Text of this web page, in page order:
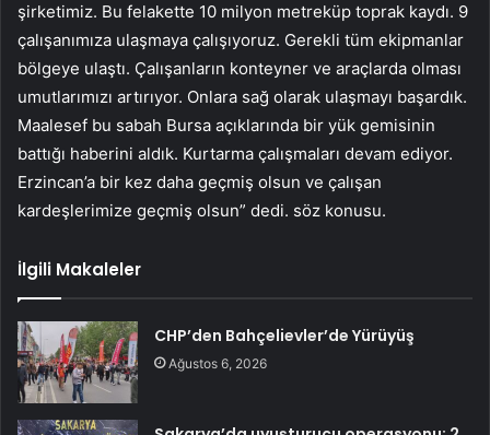
şirketimiz. Bu felakette 10 milyon metreküp toprak kaydı. 9
çalışanımıza ulaşmaya çalışıyoruz. Gerekli tüm ekipmanlar
bölgeye ulaştı. Çalışanların konteyner ve araçlarda olması
umutlarımızı artırıyor. Onlara sağ olarak ulaşmayı başardık.
Maalesef bu sabah Bursa açıklarında bir yük gemisinin
battığı haberini aldık. Kurtarma çalışmaları devam ediyor.
Erzincan’a bir kez daha geçmiş olsun ve çalışan
kardeşlerimize geçmiş olsun” dedi. söz konusu.
İlgili Makaleler
CHP’den Bahçelievler’de Yürüyüş
Ağustos 6, 2026